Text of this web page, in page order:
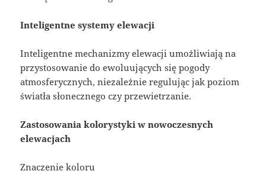
Inteligentne systemy elewacji
Inteligentne mechanizmy elewacji umożliwiają na
przystosowanie do ewoluujących się pogody
atmosferycznych, niezależnie regulując jak poziom
światła słonecznego czy przewietrzanie.
Zastosowania kolorystyki w nowoczesnych
elewacjach
Znaczenie koloru